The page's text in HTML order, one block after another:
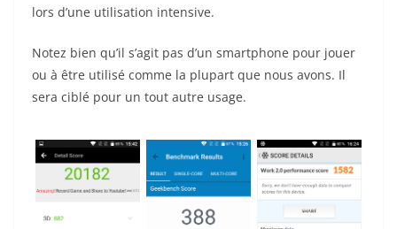
lors d’une utilisation intensive.
Notez bien qu’il s’agit pas d’un smartphone pour jouer
ou à être utilisé comme la plupart que nous avons. Il
sera ciblé pour un tout autre usage.